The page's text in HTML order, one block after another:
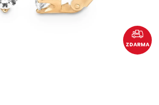
ZDARMA